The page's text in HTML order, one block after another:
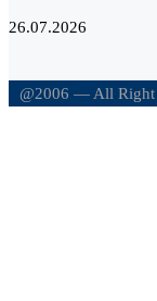
26.07.2026
@2006 — All Right